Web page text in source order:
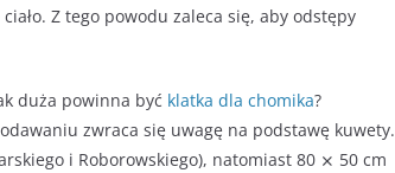
Z tego powodu zaleca się, aby odstępy
duża powinna być klatka dla chomika?
zwraca się uwagę na podstawę kuwety.
i Roborowskiego), natomiast 80 ⨯ 50 cm